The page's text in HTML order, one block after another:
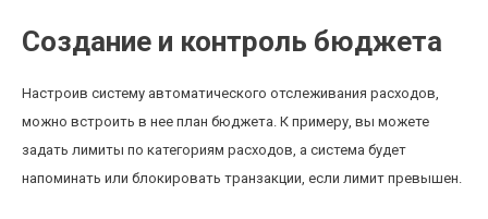
Создание и контроль бюджета
Настроив систему автоматического отслеживания расходов,
можно встроить в нее план бюджета. К примеру, вы можете
задать лимиты по категориям расходов, а система будет
напоминать или блокировать транзакции, если лимит превышен.